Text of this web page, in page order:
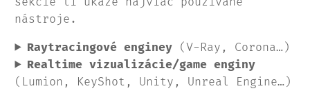
nástroje.
Raytracingové enginey(V-Ray, Corona…)
Realtime vizualizácie/game enginy
(Lumion, KeyShot, Unity, Unreal Engine…)